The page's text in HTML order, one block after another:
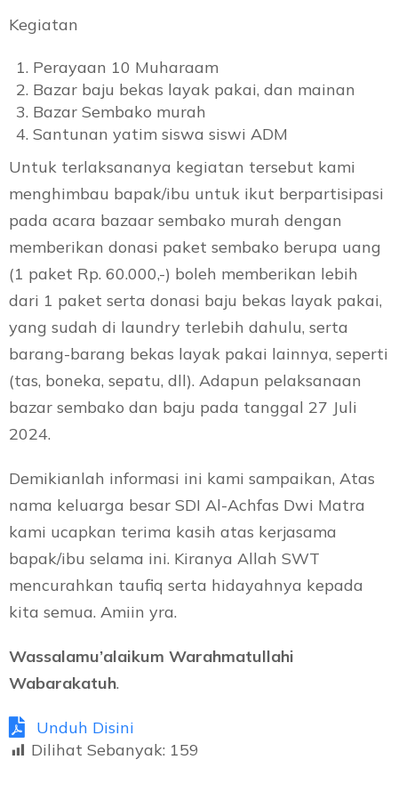
Kegiatan
Perayaan 10 Muharaam
Bazar baju bekas layak pakai, dan mainan
Bazar Sembako murah
Santunan yatim siswa siswi ADM
Untuk terlaksananya kegiatan tersebut kami
menghimbau bapak/ibu untuk ikut berpartisipasi
pada acara bazaar sembako murah dengan
memberikan donasi paket sembako berupa uang
(1 paket Rp. 60.000,-) boleh memberikan lebih
dari 1 paket serta donasi baju bekas layak pakai,
yang sudah di laundry terlebih dahulu, serta
barang-barang bekas layak pakai lainnya, seperti
(tas, boneka, sepatu, dll). Adapun pelaksanaan
bazar sembako dan baju pada tanggal 27 Juli
2024.
Demikianlah informasi ini kami sampaikan, Atas
nama keluarga besar SDI Al-Achfas Dwi Matra
kami ucapkan terima kasih atas kerjasama
bapak/ibu selama ini. Kiranya Allah SWT
mencurahkan taufiq serta hidayahnya kepada
kita semua. Amiin yra.
Wassalamu’alaikum Warahmatullahi
Wabarakatuh.
Unduh Disini
Dilihat Sebanyak: 159